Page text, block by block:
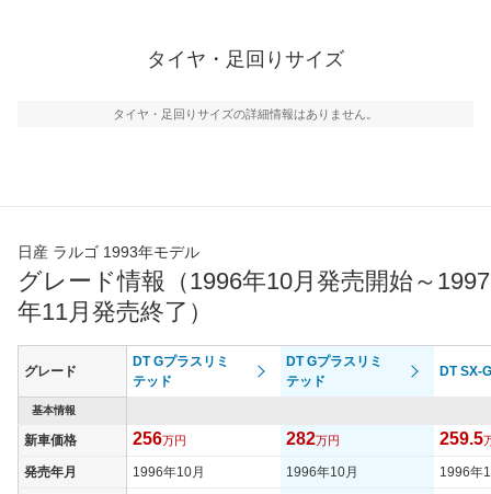
タイヤ・足回りサイズ
タイヤ・足回りサイズの詳細情報はありません。
日産 ラルゴ 1993年モデル
グレード情報（1996年10月発売開始～1997
年11月発売終了）
グレード
DT Gプラスリミ
テッド
DT Gプラスリミ
テッド
DT SX-G
基本情報
新車価格 256万円 282万円 259.5
発売年月 1996年10月 1996年10月 1996年